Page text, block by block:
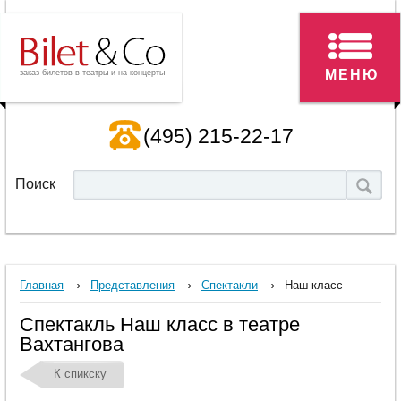
заказ билетов в театры и на концерты
(495) 215-22-17
Поиск
МЕНЮ
Главная Представления Спектакли Наш класс
Спектакль Наш класс в театре
Вахтангова
К спикску